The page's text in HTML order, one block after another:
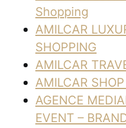
Shopping
AMILCAR
SHOPPING
AMILCAR
AMILCAR
AGENCE
EVENT –